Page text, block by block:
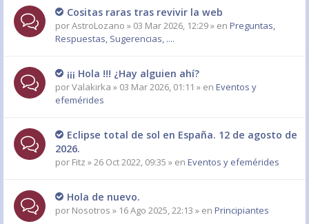
Cositas raras tras revivir la web
porAstroLozano » 03 Mar 2026, 12:29 » en Preguntas,
Respuestas, Sugerencias, ....
¡¡¡ Hola !!! ¿Hay alguien ahí?
porValakirka » 03 Mar 2026, 01:11 » en Eventos y
efemérides
Eclipse total de sol en España. 12 de agosto de
2026.
por Fitz » 26 Oct 2022, 09:35 » en Eventos y efemérides
Hola de nuevo.
por Nosotros » 16 Ago 2025, 22:13 » en Principiantes